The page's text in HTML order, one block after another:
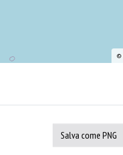
©
Salva come PNG